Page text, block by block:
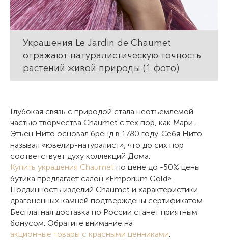
Украшения Le Jardin de Chaumet
отражают натуралистическую точность
растений живой природы (1 фото)
Глубокая связь с природой стала неотъемлемой
частью творчества Chaumet с тех пор, как Мари-
Этьен Нито основал бренд в 1780 году. Себя Нито
называл «ювелир-натуралист», что до сих пор
соответствует духу коллекций Дома.
Купить украшения Chaumet по цене до -50% цены
бутика предлагает салон «Emporium Gold».
Подлинность изделий Chaumet и характеристики
драгоценных камней подтверждены сертификатом.
Бесплатная доставка по России станет приятным
бонусом. Обратите внимание на
акционные товары с красными ценниками.